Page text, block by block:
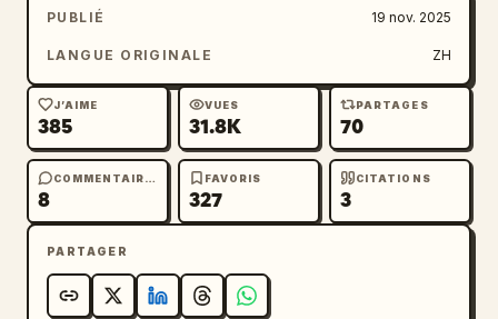
PUBLIÉ 19 nov. 2025
LANGUE ORIGINALE ZH
J’AIME
385
VUES
31.8K
PARTAGES
70
COMMENTAIRES
8
FAVORIS
327
CITATIONS
3
PARTAGER